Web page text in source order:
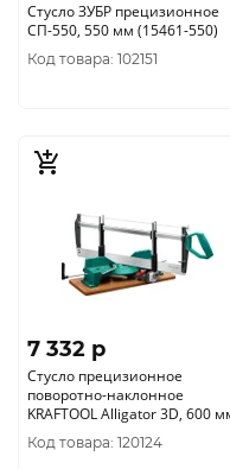
Стусло ЗУБР прецизионное
СП-550, 550 мм (15461-550)
Код товара: 102151
7 332 p
Стусло прецизионное
поворотно-наклонное
KRAFTOOL Alligator 3D, 600 мм,
(15451-600)
Код товара: 120124